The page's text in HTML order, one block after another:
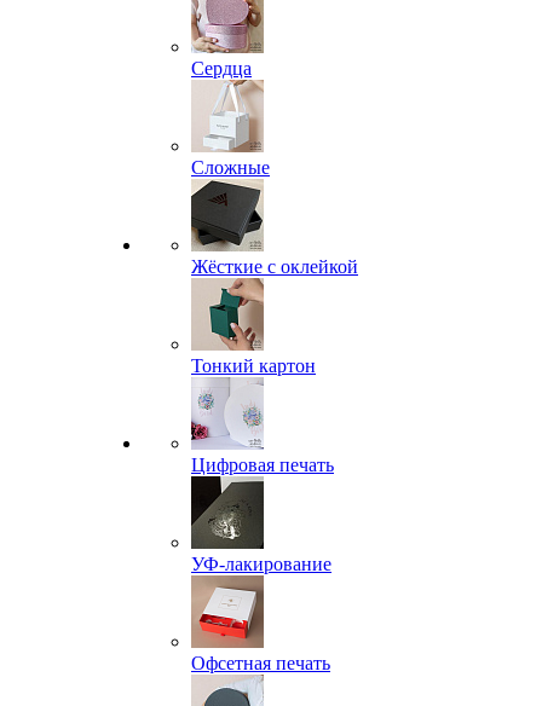
Сердца
Сложные
Жёсткие с оклейкой
Тонкий картон
Цифровая печать
УФ-лакирование
Офсетная печать